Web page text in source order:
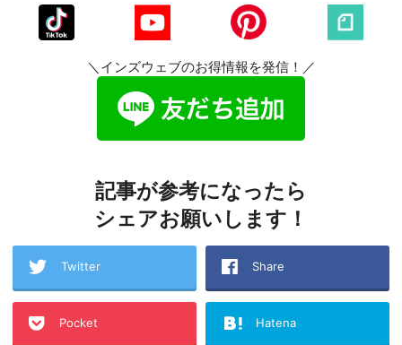
＼インズウェブのお得情報を発信！／
記事が参考になったら
シェアお願いします！
Twitter Share
Pocket Hatena